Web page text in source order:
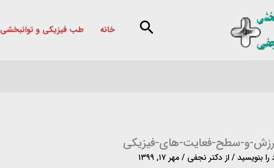
خانه طب فیزیکی و توانبخشی
و-سطح-فعایت-های-فیزیکی
بنویسید / از دکتر نجفی / مهر ۱۷, ۱۳۹۹